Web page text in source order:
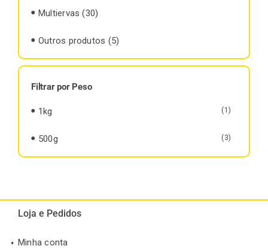
Multiervas (30)
Outros produtos (5)
Filtrar por Peso
1kg (1)
500g (3)
Loja e Pedidos
Minha conta